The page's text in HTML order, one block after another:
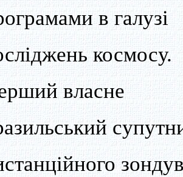
в галузі
космосу.
власне